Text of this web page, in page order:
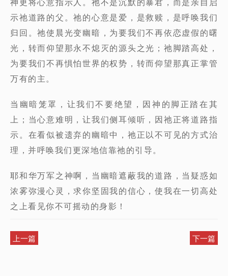
示祂道路的父。祂的心意是爱，是救赎，是呼唤我们
归回。祂使晨光变幽暗，为要我们不再依恋虚假的曙
光，转而仰望那永不熄灭的源头之光；祂脚踏高处，
为要我们不再惧怕世界的权势，转而仰望那真正掌管
万有的主。
当幽暗笼罩，让我们不要绝望，因神的脚正踏在其
上；当心意难明，让我们侧耳倾听，因祂正将道路指
示。在看似被遗弃的幽暗中，祂正以不可见的方式治
理，并呼唤我们更深地信靠祂的引导。
耶和华万军之神啊，当幽暗遮蔽我的道路，当疑惑如
浓雾弥漫心灵，求你坚固我的信心，使我在一切高处
之上看见你不可摇动的身影！
上一篇 下一篇